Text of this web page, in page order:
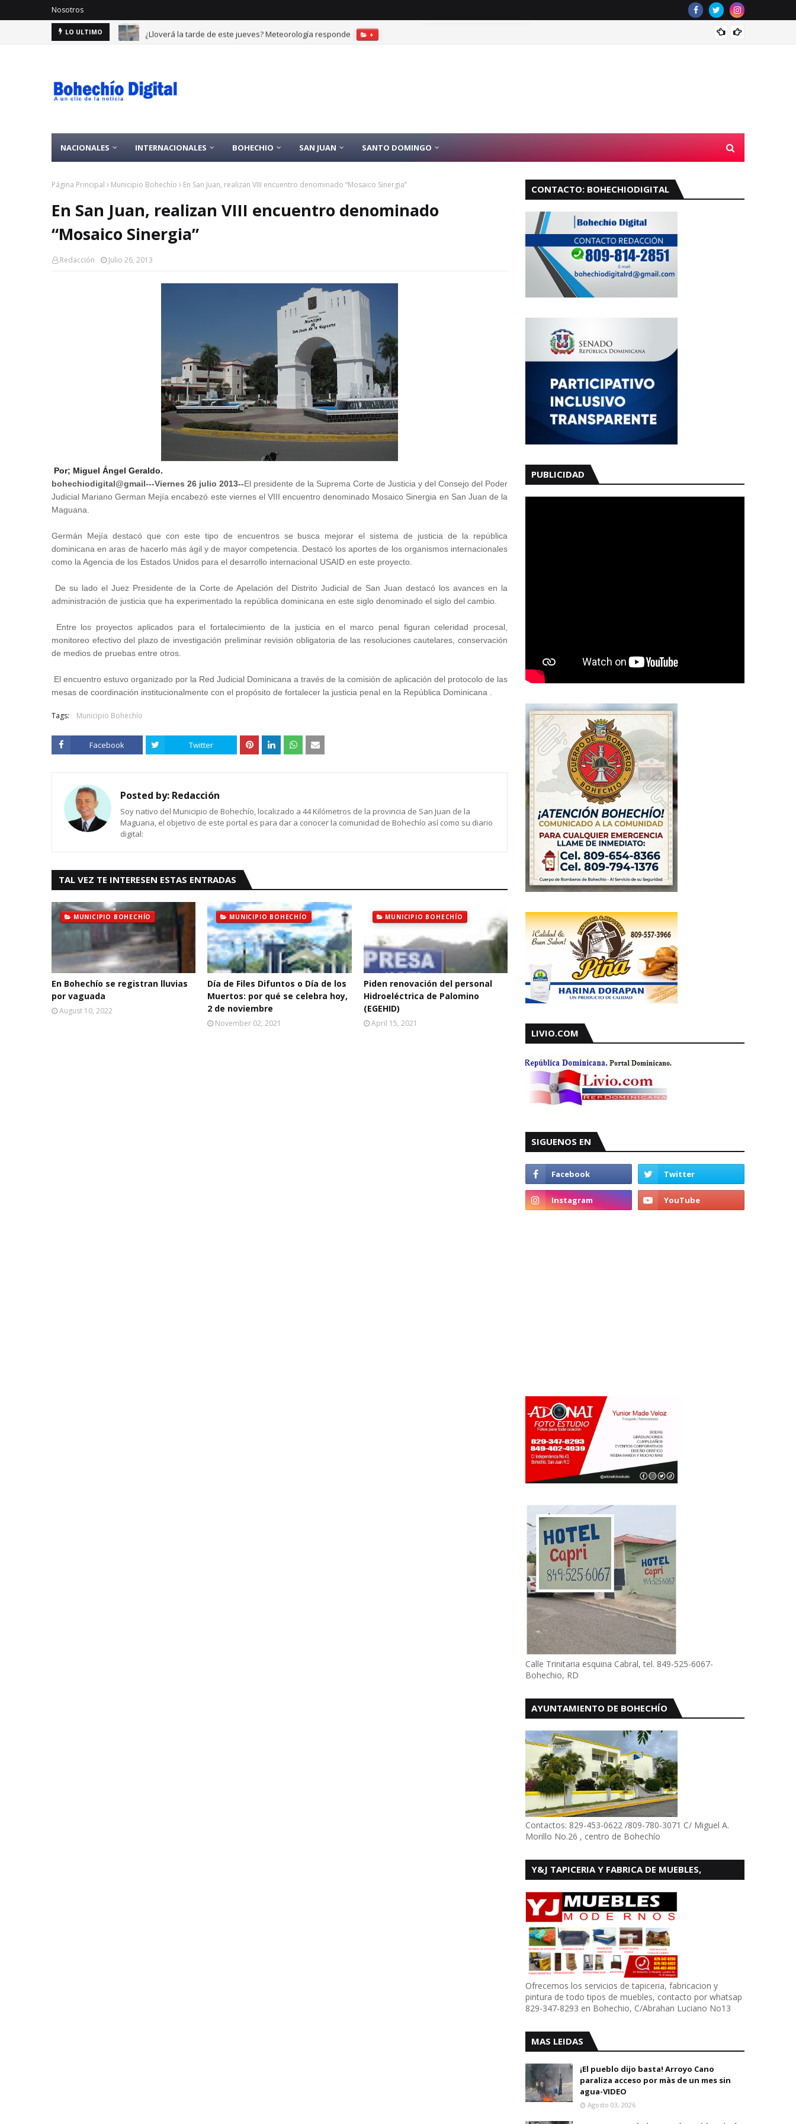
Nosotros
LO ULTIMO ¿Lloverá la tarde de este jueves? Meteorología responde +
NACIONALES INTERNACIONALES BOHECHIO SAN JUAN SANTO DOMINGO
Página Principal Municipio Bohechío En San Juan, realizan VIII encuentro denominado “Mosaico Sinergia”
En San Juan, realizan VIII encuentro denominado
“Mosaico Sinergia”
Redacción Julio 26, 2013
Por; Miguel Ángel Geraldo.
bohechiodigital@gmail---Viernes 26 julio 2013--El presidente de la Suprema Corte de Justicia y del Consejo del Poder
Judicial Mariano German Mejía encabezó este viernes el VIII encuentro denominado Mosaico Sinergia en San Juan de la
Maguana.
Germán Mejía destacó que con este tipo de encuentros se busca mejorar el sistema de justicia de la república
dominicana en aras de hacerlo más ágil y de mayor competencia. Destacó los aportes de los organismos internacionales
como la Agencia de los Estados Unidos para el desarrollo internacional USAID en este proyecto.
De su lado el Juez Presidente de la Corte de Apelación del Distrito Judicial de San Juan destacó los avances en la
administración de justicia que ha experimentado la república dominicana en este siglo denominado el siglo del cambio.
Entre los proyectos aplicados para el fortalecimiento de la justicia en el marco penal figuran celeridad procesal,
monitoreo efectivo del plazo de investigación preliminar revisión obligatoria de las resoluciones cautelares, conservación
de medios de pruebas entre otros.
El encuentro estuvo organizado por la Red Judicial Dominicana a través de la comisión de aplicación del protocolo de las
mesas de coordinación institucionalmente con el propósito de fortalecer la justicia penal en la República Dominicana .
Tags: Municipio Bohechío
Facebook Twitter
Posted by: Redacción
Soy nativo del Municipio de Bohechío, localizado a 44 Kilómetros de la provincia de San Juan de la
Maguana, el objetivo de este portal es para dar a conocer la comunidad de Bohechío así como su diario
digital:
TAL VEZ TE INTERESEN ESTAS ENTRADAS
MUNICIPIO BOHECHÍO
En Bohechío se registran lluvias
por vaguada
August 10, 2022
MUNICIPIO BOHECHÍO
Día de Files Difuntos o Día de los
Muertos: por qué se celebra hoy,
2 de noviembre
November 02, 2021
MUNICIPIO BOHECHÍO
Piden renovación del personal
Hidroeléctrica de Palomino
(EGEHID)
April 15, 2021
CONTACTO: BOHECHIODIGITAL
PUBLICIDAD
LIVIO.COM
SIGUENOS EN
Calle Trinitaria esquina Cabral, tel. 849-525-6067-
Bohechio, RD
AYUNTAMIENTO DE BOHECHÍO
Contactos: 829-453-0622 /809-780-3071 C/ Miguel A.
Morillo No.26 , centro de Bohechío
Y&J TAPICERIA Y FABRICA DE MUEBLES,
Ofrecemos los servicios de tapiceria, fabricacion y
pintura de todo tipos de muebles, contacto por whatsap
829-347-8293 en Bohechio, C/Abrahan Luciano No13
MAS LEIDAS
¡El pueblo dijo basta! Arroyo Cano
paraliza acceso por màs de un mes sin
agua-VIDEO
Agosto 03, 2026